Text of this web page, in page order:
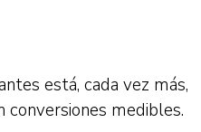
está, cada vez más,
conversiones medibles.